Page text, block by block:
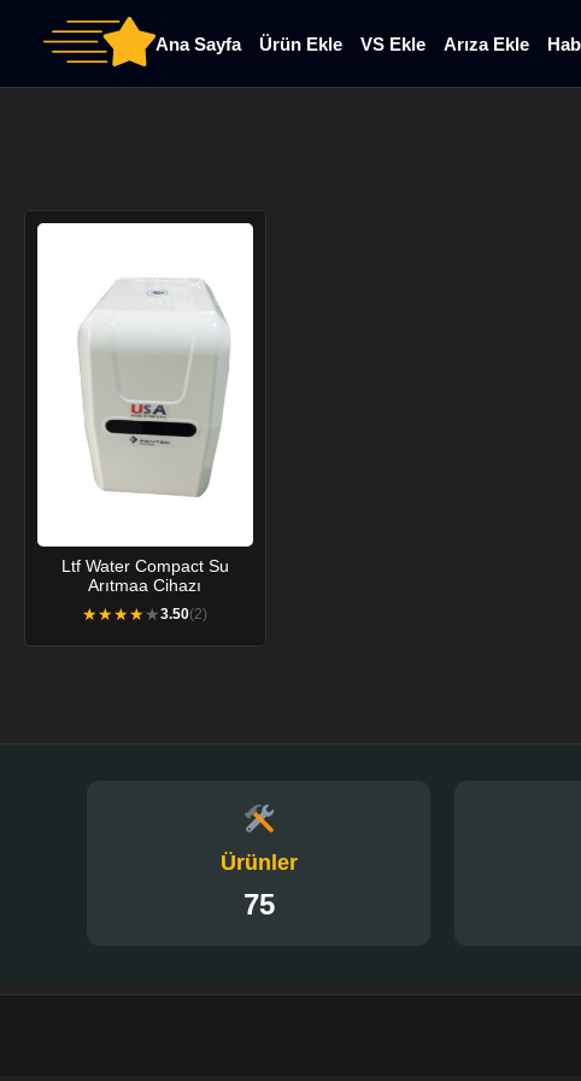
Ana Sayfa Ürün Ekle VS Ekle Arıza Ekle
Ltf Water Compact Su
Arıtmaa Cihazı
★★★★★3.50(2)
Ürünler
75